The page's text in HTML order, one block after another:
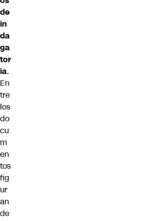
de
in
da
ga
tor
ia.
En
tre
los
do
cu
m
en
tos
fig
ur
an
de